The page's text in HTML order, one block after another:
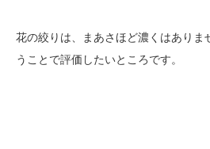
花の絞りは、まあさほど濃くはありま
うことで評価したいところです。